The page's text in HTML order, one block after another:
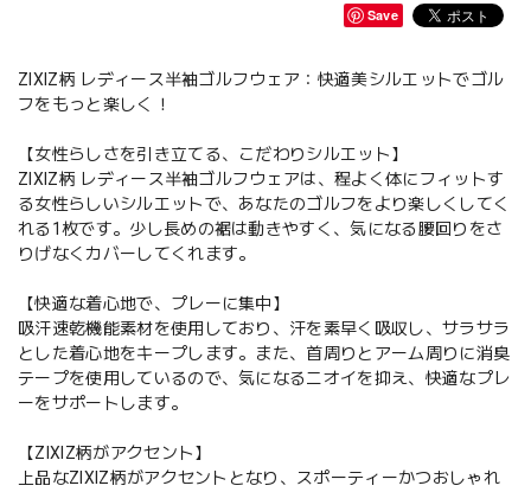
Save
ZIXIZ柄 レディース半袖ゴルフウェア：快適美シルエットでゴル
フをもっと楽しく！
【女性らしさを引き立てる、こだわりシルエット】
ZIXIZ柄 レディース半袖ゴルフウェアは、程よく体にフィットす
る女性らしいシルエットで、あなたのゴルフをより楽しくしてく
れる1枚です。少し長めの裾は動きやすく、気になる腰回りをさ
りげなくカバーしてくれます。
【快適な着心地で、プレーに集中】
吸汗速乾機能素材を使用しており、汗を素早く吸収し、サラサラ
とした着心地をキープします。また、首周りとアーム周りに消臭
テープを使用しているので、気になるニオイを抑え、快適なプレ
ーをサポートします。
【ZIXIZ柄がアクセント】
上品なZIXIZ柄がアクセントとなり、スポーティーかつおしゃれ